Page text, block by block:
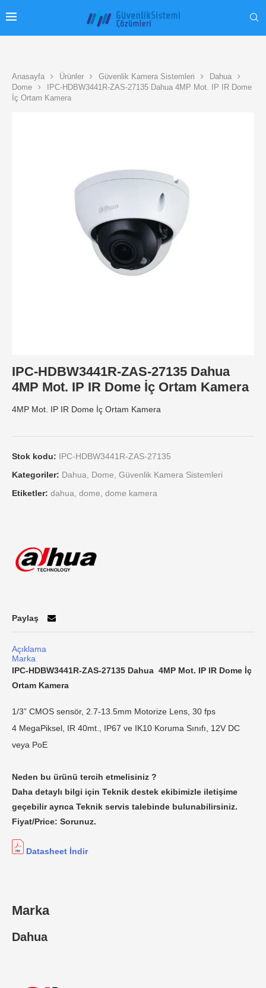
Anasayfa Ürünler Güvenlik Kamera Sistemleri
Dahua
Dome
IPC-HDBW3441R-ZAS-27135 Dahua 4MP Mot. IP IR Dome
İç Ortam Kamera
IPC-HDBW3441R-ZAS-27135 Dahua
4MP Mot. IP IR Dome İç Ortam Kamera
4MP Mot. IP IR Dome İç Ortam Kamera
Stok kodu: IPC-HDBW3441R-ZAS-27135
Kategoriler: Dahua Dome Güvenlik Kamera Sistemleri
Etiketler: dahua dome dome kamera
Paylaş
Açıklama
Marka
IPC-HDBW3441R-ZAS-27135 Dahua 4MP Mot. IP IR Dome İç
Ortam Kamera
1/3” CMOS sensör, 2.7-13.5mm Motorize Lens, 30 fps
4 MegaPiksel, IR 40mt., IP67 ve IK10 Koruma Sınıfı, 12V DC
veya PoE
Neden bu ürünü tercih etmelisiniz ?
Daha detaylı bilgi için Teknik destek ekibimizle iletişime
geçebilir ayrıca Teknik servis talebinde bulunabilirsiniz.
Fiyat/Price: Sorunuz.
Datasheet İndir
Marka
Dahua